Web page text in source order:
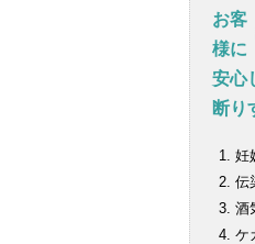
お客
様に
安心
断り
妊
伝
酒
ケ